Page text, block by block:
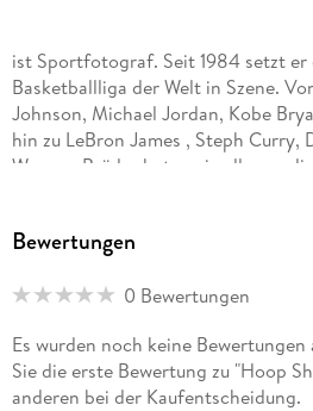
ist Sportfotograf. Seit 1984 setzt er
Basketballliga der Welt in Szene.
Johnson, Michael Jordan, Kobe
hin zu LeBron James , Steph Curry,
Wagner-Brüder hat er sie alle vor die
Bewertungen
0 Bewertungen
Es wurden noch keine
Sie die erste Bewertung zu "Hoop
anderen bei der Kaufentscheidung.